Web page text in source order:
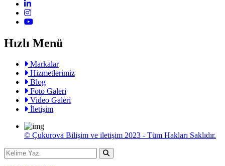
Hızlı Menü
Markalar
Hizmetlerimiz
Blog
Foto Galeri
Video Galeri
İletişim
© Çukurova Bilişim ve iletişim 2023 - Tüm Hakları Saklıdır.